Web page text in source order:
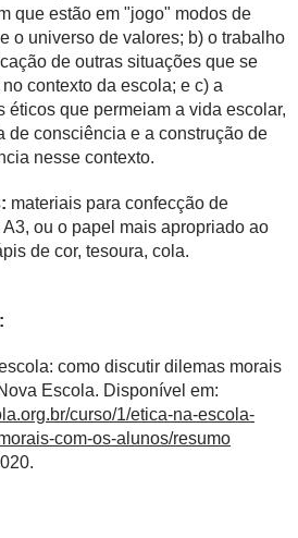
que estão em "jogo" modos de
o universo de valores; b) o trabalho
de outras situações que se
contexto da escola; e c) a
éticos que permeiam a vida escolar,
de consciência e a construção de
nesse contexto.
materiais para confecção de
ou o papel mais apropriado ao
de cor, tesoura, cola.
como discutir dilemas morais
Escola. Disponível em:
curso/1/etica-na-escola-
com-os-alunos/resumo